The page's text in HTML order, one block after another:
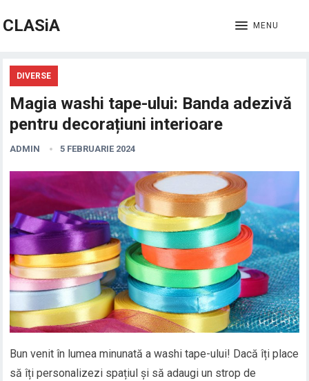
CLASiA MENU
DIVERSE
Magia washi tape-ului: Banda adezivă
pentru decorațiuni interioare
ADMIN 5 FEBRUARIE 2024
Bun venit în lumea minunată a washi tape-ului! Dacă îți place
să îți personalizezi spațiul și să adaugi un strop de